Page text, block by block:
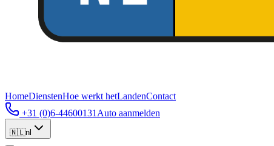
HomeDienstenHoe werkt hetLandenContact
+31 (0)6-44600131 Auto aanmelden
🇳🇱nl